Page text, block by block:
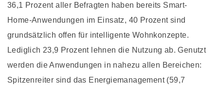
36,1 Prozent aller Befragten haben bereits Smart-
Home-Anwendungen im Einsatz, 40 Prozent sind
grundsätzlich offen für intelligente Wohnkonzepte.
Lediglich 23,9 Prozent lehnen die Nutzung ab. Genutzt
werden die Anwendungen in nahezu allen Bereichen:
Spitzenreiter sind das Energiemanagement (59,7